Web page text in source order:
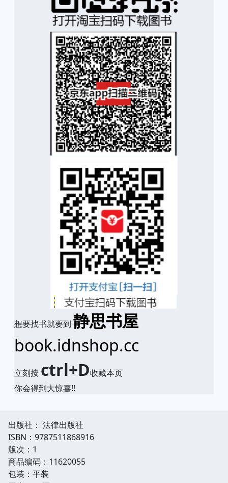
想要找书就要到 静思书屋
book.idnshop.cc
立刻按 ctrl+D收藏本页
你会得到大惊喜!!
出版社： 法律出版社
ISBN：9787511868916
版次：1
商品编码：11620055
包装：平装